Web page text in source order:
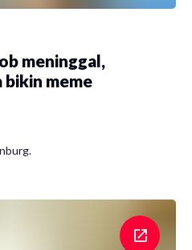
meninggal,
meme